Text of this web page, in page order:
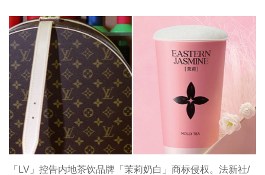
「LV」控告内地茶饮品牌「茉莉奶白」商标侵权。法新社/